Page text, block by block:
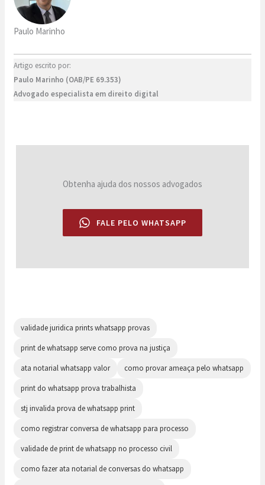
Paulo Marinho
Artigo escrito por:
Paulo Marinho (OAB/PE 69.353)
Advogado especialista em direito digital
Obtenha ajuda dos nossos advogados
FALE PELO WHATSAPP
validade juridica prints whatsapp provas
print de whatsapp serve como prova na justiça
ata notarial whatsapp valor
como provar ameaça pelo whatsapp
print do whatsapp prova trabalhista
stj invalida prova de whatsapp print
como registrar conversa de whatsapp para processo
validade de print de whatsapp no processo civil
como fazer ata notarial de conversas do whatsapp